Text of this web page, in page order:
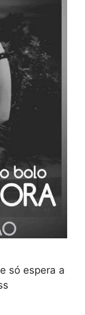
só espera a